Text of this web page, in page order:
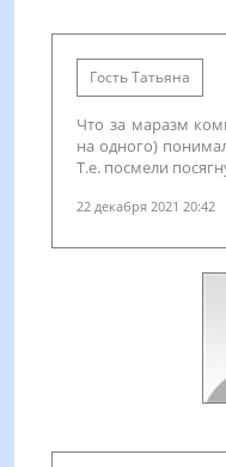
Гость Татьяна
Что за маразм
на одного)
Т.е. посмели
22 декабря 2021 20:42